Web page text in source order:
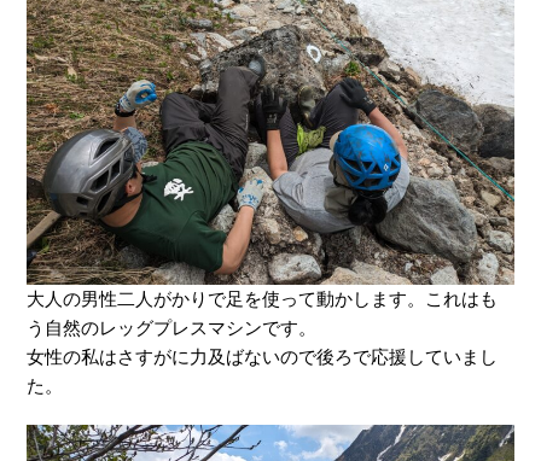
大人の男性二人がかりで足を使って動かします。これはも
う自然のレッグプレスマシンです。
女性の私はさすがに力及ばないので後ろで応援していまし
た。